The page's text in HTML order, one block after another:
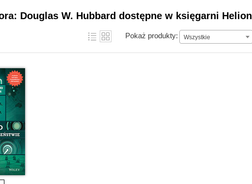
Douglas W. Hubbard dostępne w księgarni Helion
Pokaż produkty: Wszystkie